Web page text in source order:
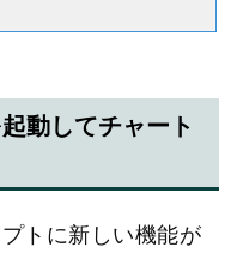
動してチャート
トに新しい機能が